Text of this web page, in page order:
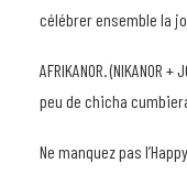
célébrer ensemble la
AFRIKANOR. (NIKANOR
peu de chicha
Ne manquez pas